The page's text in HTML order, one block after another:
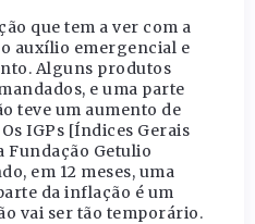
que tem a ver com a
auxílio emergencial e
Alguns produtos
e uma parte
teve um aumento de
IGPs [Índices Gerais
Fundação Getulio
em 12 meses, uma
da inflação é um
vai ser tão temporário.